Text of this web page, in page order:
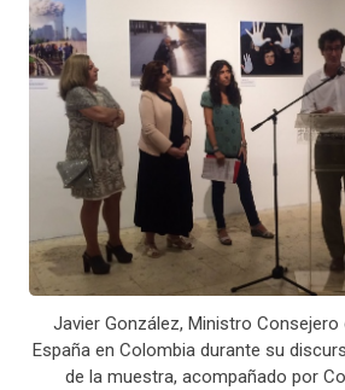
Javier González, Ministro Consejero
España en Colombia durante su
de la muestra, acompañado por